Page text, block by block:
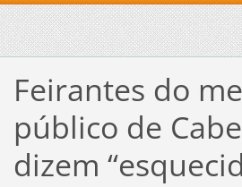
Feirantes do
público de
dizem